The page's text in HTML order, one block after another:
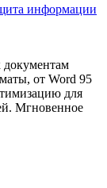
информации
документам
от Word 95
для
Мгновенное